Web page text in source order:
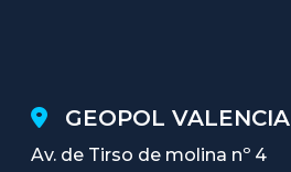
GEOPOL VALENCIA
Av. de Tirso de molina nº 4